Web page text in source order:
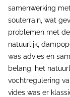
samenwerking
souterrain, wat
problemen met
natuurlijk,
was advies en
belang; het
vochtregulering
vides was er